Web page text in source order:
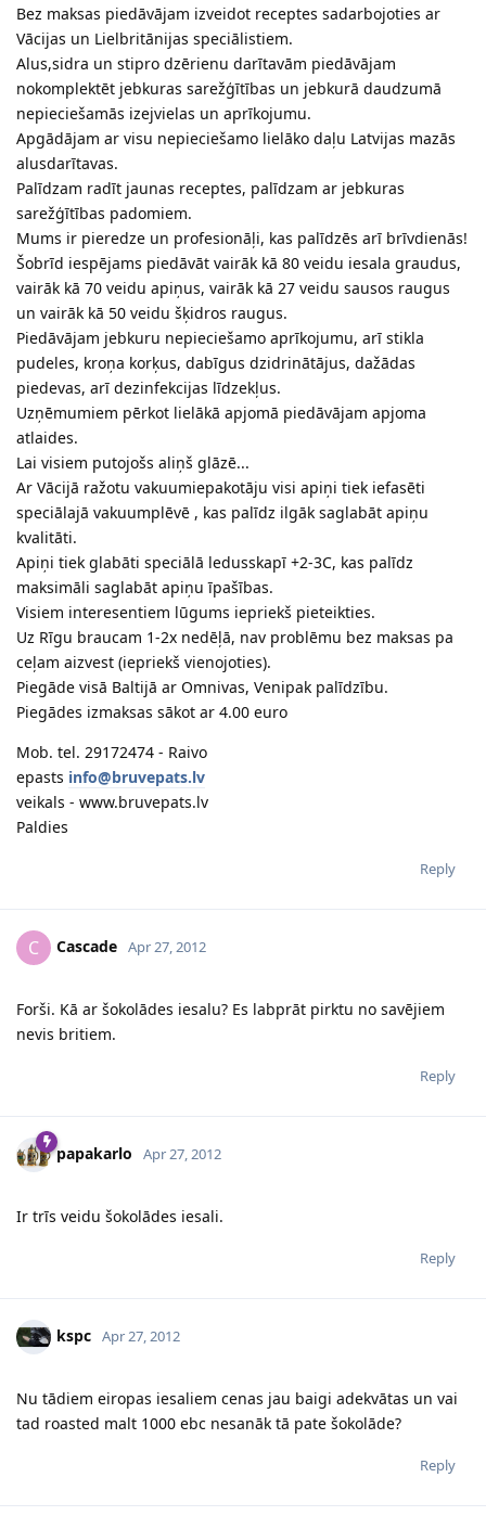
Bez maksas piedāvājam izveidot receptes sadarbojoties ar
Vācijas un Lielbritānijas speciālistiem.
Alus,sidra un stipro dzērienu darītavām piedāvājam
nokomplektēt jebkuras sarežģītības un jebkurā daudzumā
nepieciešamās izejvielas un aprīkojumu.
Apgādājam ar visu nepieciešamo lielāko daļu Latvijas mazās
alusdarītavas.
Palīdzam radīt jaunas receptes, palīdzam ar jebkuras
sarežģītības padomiem.
Mums ir pieredze un profesionāļi, kas palīdzēs arī brīvdienās!
Šobrīd iespējams piedāvāt vairāk kā 80 veidu iesala graudus,
vairāk kā 70 veidu apiņus, vairāk kā 27 veidu sausos raugus
un vairāk kā 50 veidu šķidros raugus.
Piedāvājam jebkuru nepieciešamo aprīkojumu, arī stikla
pudeles, kroņa korķus, dabīgus dzidrinātājus, dažādas
piedevas, arī dezinfekcijas līdzekļus.
Uzņēmumiem pērkot lielākā apjomā piedāvājam apjoma
atlaides.
Lai visiem putojošs aliņš glāzē...
Ar Vācijā ražotu vakuumiepakotāju visi apiņi tiek iefasēti
speciālajā vakuumplēvē , kas palīdz ilgāk saglabāt apiņu
kvalitāti.
Apiņi tiek glabāti speciālā ledusskapī +2-3C, kas palīdz
maksimāli saglabāt apiņu īpašības.
Visiem interesentiem lūgums iepriekš pieteikties.
Uz Rīgu braucam 1-2x nedēļā, nav problēmu bez maksas pa
ceļam aizvest (iepriekš vienojoties).
Piegāde visā Baltijā ar Omnivas, Venipak palīdzību.
Piegādes izmaksas sākot ar 4.00 euro
Mob. tel. 29172474 - Raivo
epasts info@bruvepats.lv
veikals - www.bruvepats.lv
Paldies
Reply
C Cascade Apr 27, 2012
Forši. Kā ar šokolādes iesalu? Es labprāt pirktu no savējiem
nevis britiem.
Reply
papakarlo Apr 27, 2012
Ir trīs veidu šokolādes iesali.
Reply
kspc Apr 27, 2012
Nu tādiem eiropas iesaliem cenas jau baigi adekvātas un vai
tad roasted malt 1000 ebc nesanāk tā pate šokolāde?
Reply